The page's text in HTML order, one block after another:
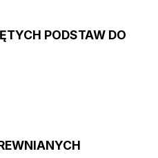
PODSTAW DO